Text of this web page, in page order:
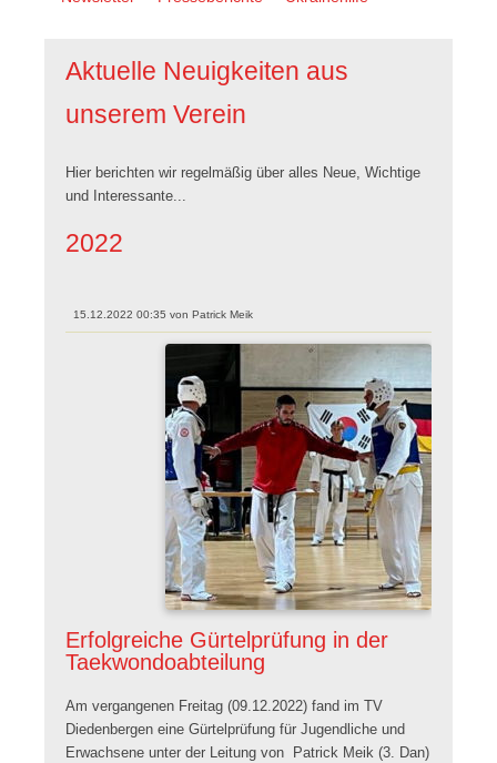
Aktuelle Neuigkeiten aus
unserem Verein
Hier berichten wir regelmäßig über alles Neue, Wichtige
und Interessante...
2022
15.12.2022 00:35 vonPatrick Meik
Erfolgreiche Gürtelprüfung in der
Taekwondoabteilung
Am vergangenen Freitag (09.12.2022) fand im TV
Diedenbergen eine Gürtelprüfung für Jugendliche und
Erwachsene unter der Leitung von Patrick Meik (3. Dan)